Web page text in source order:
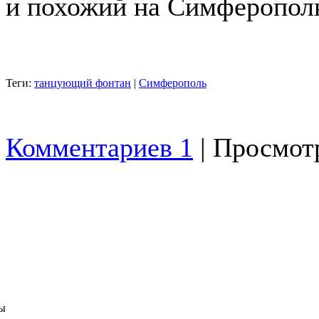
и похожий на
Теги: танцующий фонтан | Симферополь
Комментариев 1 |